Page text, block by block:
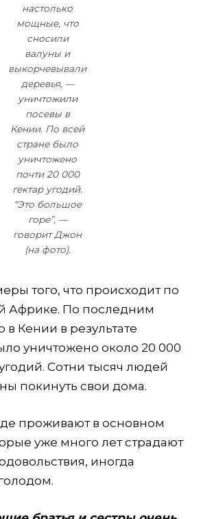
настолько
мощные, что
сносили
валуны и
выкорчевывали
деревья, —
уничтожили
посевы в
Кении. По всей
стране было
уничтожено
почти 20 000
гектар угодий.
“Это большое
горе”, —
говорит Джон
(на фото).
того, что происходит по
Африке. По последним
Кении в результате
уничтожено около 20 000
Сотни тысяч людей
покинуть свои дома.
проживают в основном
уже много лет страдают
иногда